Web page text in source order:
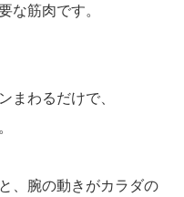
な筋肉です。
まわるだけで、
、腕の動きがカラダの